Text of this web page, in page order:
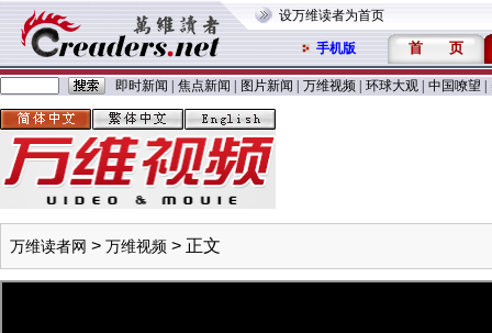
设万维读者为首页
手机版 首 页
即时新闻 焦点新闻 图片新闻 万维视频 环球大观 中国嘹望
万维读者网 > 万维视频 > 正文